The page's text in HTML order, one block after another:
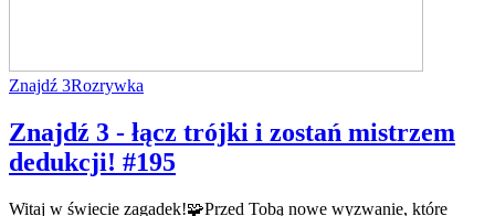
Znajdź 3Rozrywka
Znajdź 3 - łącz trójki i zostań mistrzem
dedukcji! #195
Witaj w świecie zagadek!🧩Przed Tobą nowe wyzwanie, które